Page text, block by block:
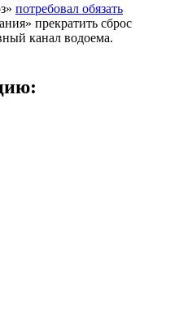
потребовал обязать
прекратить сброс
канал водоема.